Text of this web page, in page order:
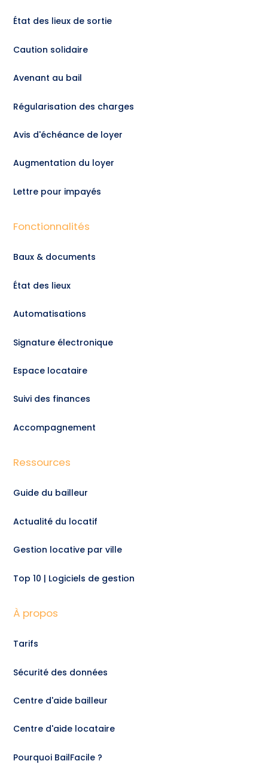
État des lieux de sortie
Caution solidaire
Avenant au bail
Régularisation des charges
Avis d'échéance de loyer
Augmentation du loyer
Lettre pour impayés
Fonctionnalités
Baux & documents
État des lieux
Automatisations
Signature électronique
Espace locataire
Suivi des finances
Accompagnement
Ressources
Guide du bailleur
Actualité du locatif
Gestion locative par ville
Top 10 | Logiciels de gestion
À propos
Tarifs
Sécurité des données
Centre d'aide bailleur
Centre d'aide locataire
Pourquoi BailFacile ?